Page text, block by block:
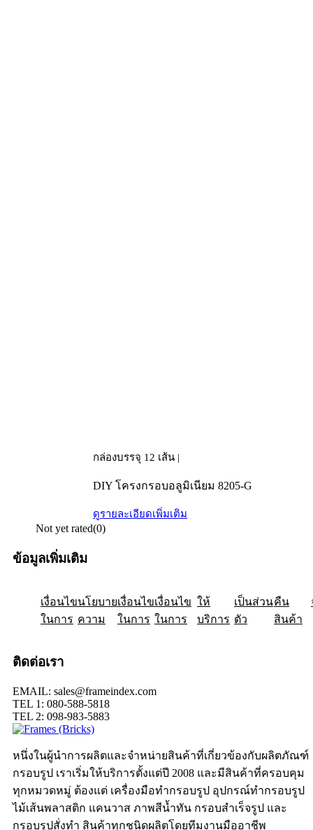
กล่องบรรจุ 12 เส้น |
DIY โครงกรอบอลูมิเนียม 8205-G
ดูรายละเอียดเพิ่มเติม
Not yet rated(0)
หนึ่งในผู้นำการผลิตและจำหน่ายสินค้าที่เกี่ยวข้องกับผลิตภัณฑ์
กรอบรูป เราเริ่มให้บริการตั้งแต่ปี 2008 และมีสินค้าที่ครอบคุม
ทุกหมวดหมู่ ต้องแต่ เครื่องมือทำกรอบรูป อุปกรณ์ทำกรอบรูป
ไม้เส้นพลาสติก แคนวาส ภาพสีน้ำทัน กรอบสำเร็จรูป และ
กรอบรูปสั่งทำ สินค้าทุกชนิดผลิตโดยทีมงานมืออาชีพ
ข้อมูลเพิ่มเติม
เงื่อนไข
ในการ
ให้
บริการ
นโยบาย
ความ
เป็นส่วน
ตัว
เงื่อนไข
ในการ
คืน
สินค้า
เงื่อนไข
ในการ
ติดต่อเรา
EMAIL: sales@frameindex.com
TEL 1: 080-588-5818
TEL 2: 098-983-5883